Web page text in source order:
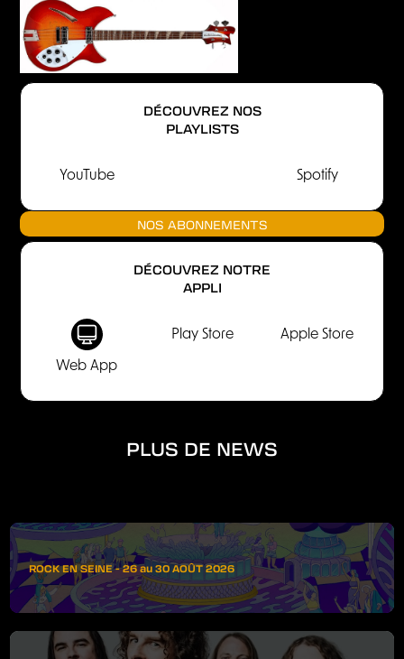
DÉCOUVREZ NOS
PLAYLISTS
YouTube Spotify
NOS ABONNEMENTS
DÉCOUVREZ NOTRE
APPLI
Web App
Play Store Apple Store
PLUS DE NEWS
ROCK EN SEINE - 26 au 30 AOÛT 2026